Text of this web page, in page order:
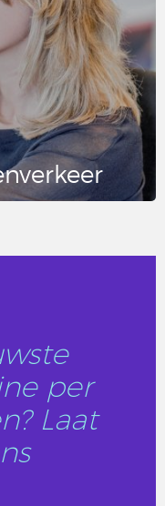
per
Laat